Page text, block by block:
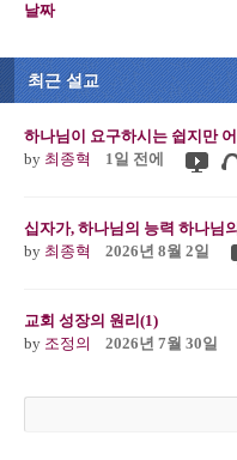
날짜
최근 설교
하나님이 요구하시는 쉽지만
by 최종혁 1일 전에
십자가, 하나님의 능력 하나님
by 최종혁 2026년 8월 2일
교회 성장의 원리(1)
by 조정의 2026년 7월 30일